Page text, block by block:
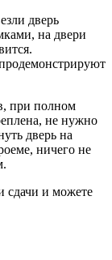
дверь
на двери
при полном
не нужно
дверь на
ничего не
сдачи и можете